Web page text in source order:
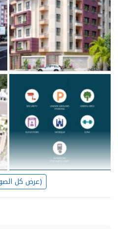
عرض كل الصور (12)